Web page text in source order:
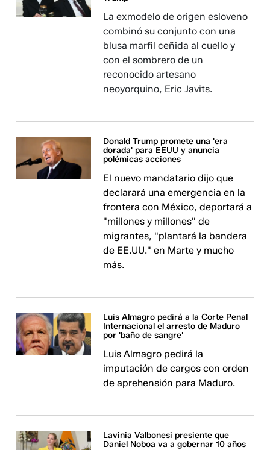
La exmodelo de origen esloveno
combinó su conjunto con una
blusa marfil ceñida al cuello y
con el sombrero de un
reconocido artesano
neoyorquino, Eric Javits.
Donald Trump promete una 'era
dorada' para EEUU y anuncia
polémicas acciones
El nuevo mandatario dijo que
declarará una emergencia en la
frontera con México, deportará a
"millones y millones" de
migrantes, "plantará la bandera
de EE.UU." en Marte y mucho
más.
Luis Almagro pedirá a la Corte Penal
Internacional el arresto de Maduro
por 'baño de sangre'
Luis Almagro pedirá la
imputación de cargos con orden
de aprehensión para Maduro.
Lavinia Valbonesi presiente que
Daniel Noboa va a gobernar 10 años